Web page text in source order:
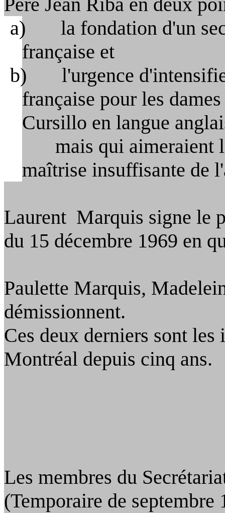
a) la fondation d'un
française et
b) l'urgence
française pour les
Cursillo en langue
mais qui aimeraient
maîtrise insuffisante de
Laurent Marquis signe le
du 15 décembre 1969 en
Paulette Marquis,
démissionnent.
Ces deux derniers sont
Montréal depuis cinq ans.
Les membres du
(Temporaire de septembre